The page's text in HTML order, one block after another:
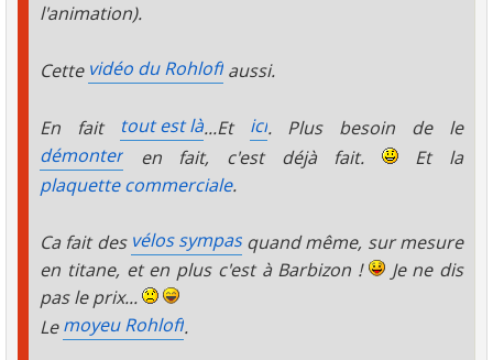
l'animation).
Cette vidéo du Rohloff aussi.
En fait tout est là...Et ici. Plus besoin de le
démonter en fait, c'est déjà fait.
Et la
plaquette commerciale.
Ca fait des vélos sympasquand même, sur mesure
en titane, et en plus c'est à Barbizon !
Je ne dis
pas le prix...
Lemoyeu Rohloff.